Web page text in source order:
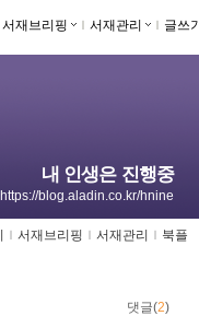
서재브리핑 ｌ 서재관리 ｌ 글쓰기
내 인생은 진행중
https://blog.aladin.co.kr/hnine
ｌ 서재브리핑 ｌ 서재관리 ｌ 북플
댓글(2)